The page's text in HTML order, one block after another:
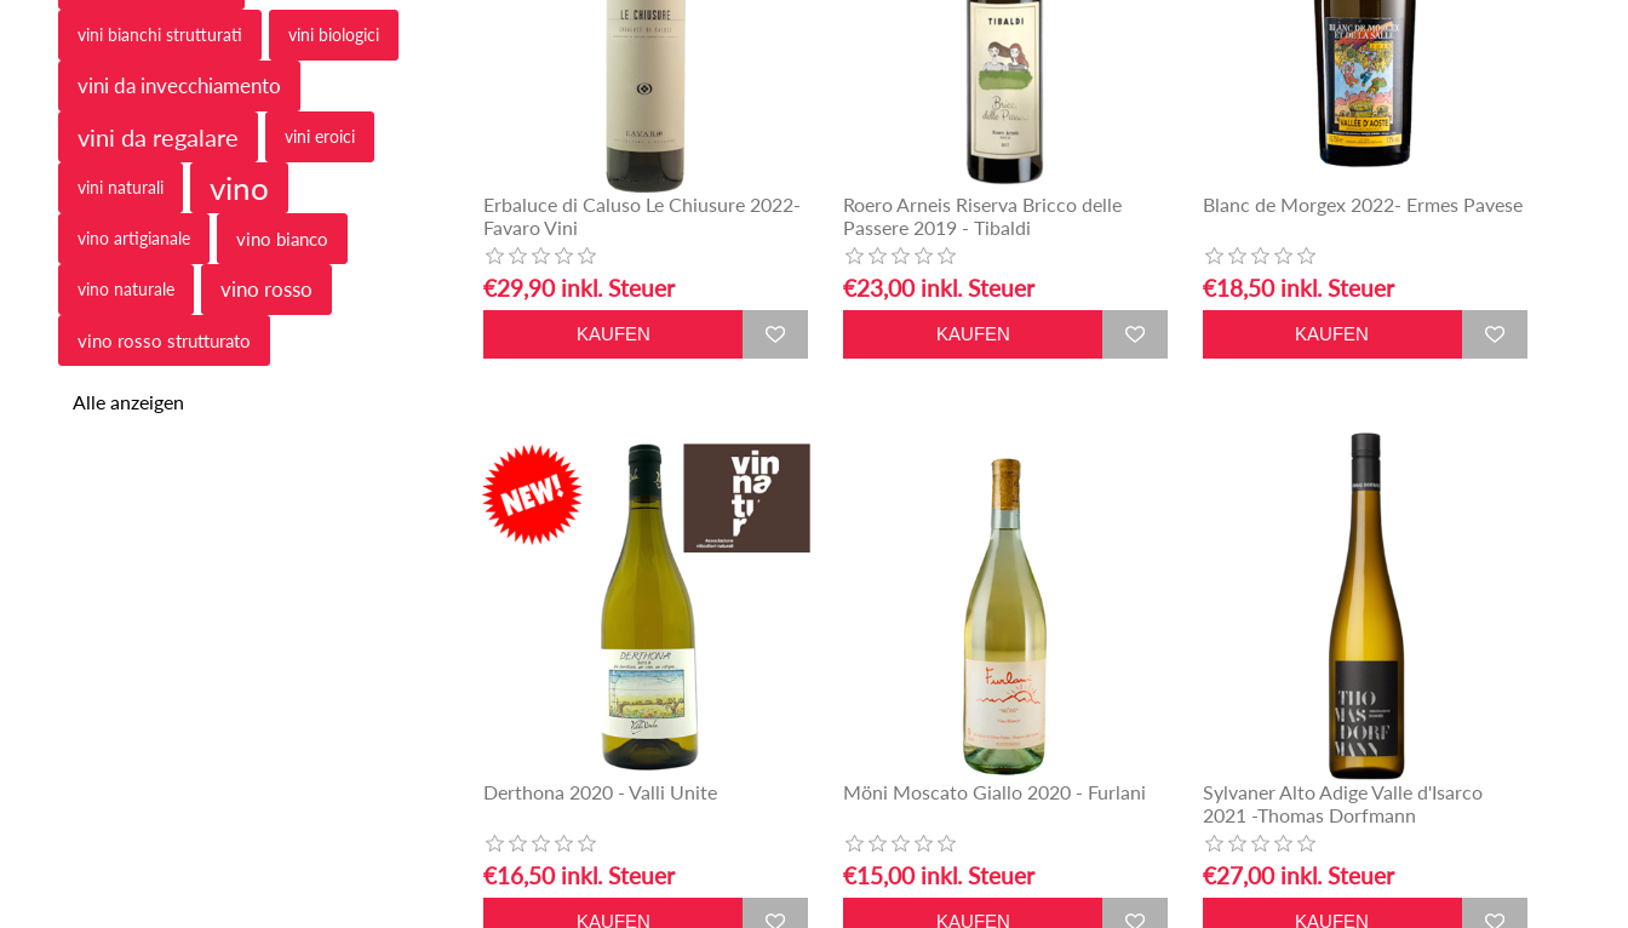
vini bianchi strutturati vini biologici
vini da invecchiamento
vini da regalare vini eroici
vini naturali vino
vino artigianale vino bianco
vino naturale vino rosso
vino rosso strutturato
Alle anzeigen
Erbaluce di Caluso Le Chiusure 2022-
Favaro Vini
€29,90 inkl. Steuer
Roero Arneis Riserva Bricco delle
Passere 2019 - Tibaldi
€23,00 inkl. Steuer
Blanc de Morgex 2022- Ermes Pavese
€18,50 inkl. Steuer
Derthona 2020 - Valli Unite
€16,50 inkl. Steuer
Möni Moscato Giallo 2020 - Furlani
€15,00 inkl. Steuer
Sylvaner Alto Adige Valle d'Isarco
2021 -Thomas Dorfmann
€27,00 inkl. Steuer